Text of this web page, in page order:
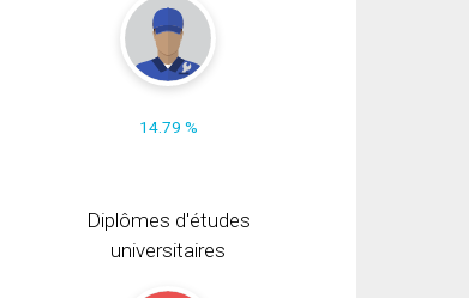
14.79 %
Diplômes d'études
universitaires